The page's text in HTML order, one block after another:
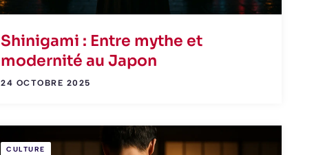
Shinigami : Entre mythe et
modernité au Japon
24 OCTOBRE 2025
CULTURE